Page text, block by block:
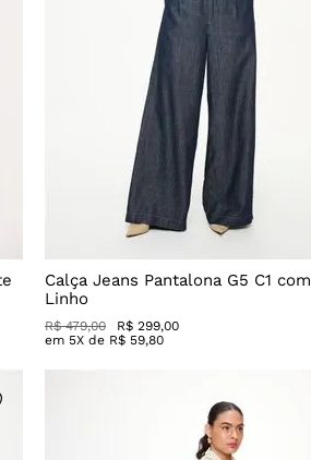
Calça Jeans Pantalona G5 C1 com
Linho
R$ 479,00 R$ 299,00
em 5X de R$ 59,80